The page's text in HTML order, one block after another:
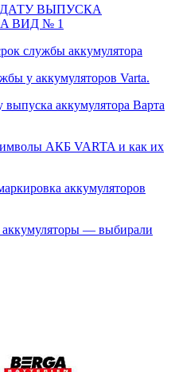
ВЫПУСКА
ВИД № 1
службы аккумулятора
у аккумуляторов Varta.
выпуска аккумулятора Варта
АКБ VARTA и как их
аккумуляторов
— выбирали